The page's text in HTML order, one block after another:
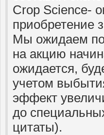
Crop Science-
приобретение
Мы ожидаем
на акцию
ожидается,
учетом
эффект
до
цитаты).